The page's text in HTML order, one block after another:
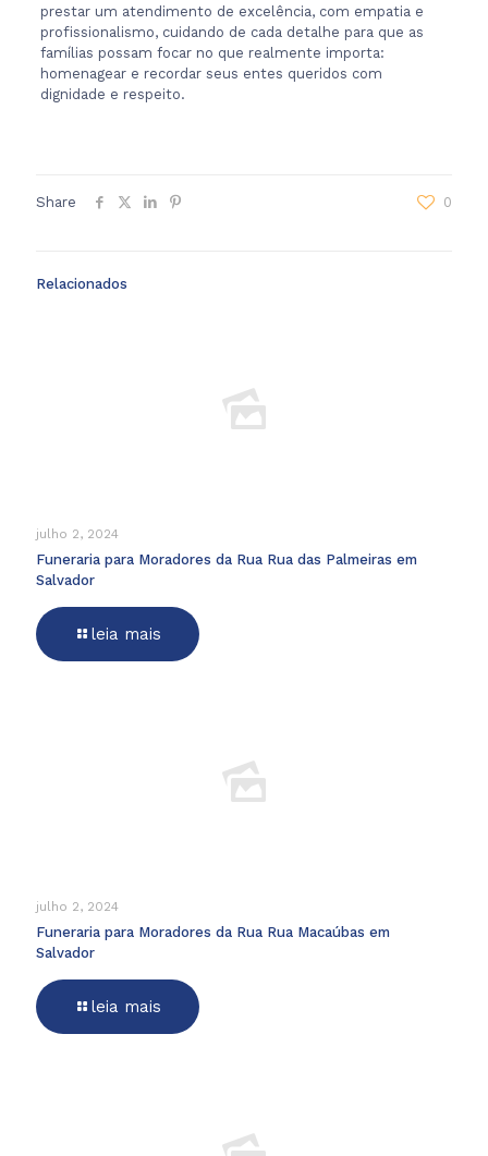
prestar um atendimento de excelência, com empatia e
profissionalismo, cuidando de cada detalhe para que as
famílias possam focar no que realmente importa:
homenagear e recordar seus entes queridos com
dignidade e respeito.
Share 0
Relacionados
julho 2, 2024
Funeraria para Moradores da Rua Rua das Palmeiras em
Salvador
leia mais
julho 2, 2024
Funeraria para Moradores da Rua Rua Macaúbas em
Salvador
leia mais